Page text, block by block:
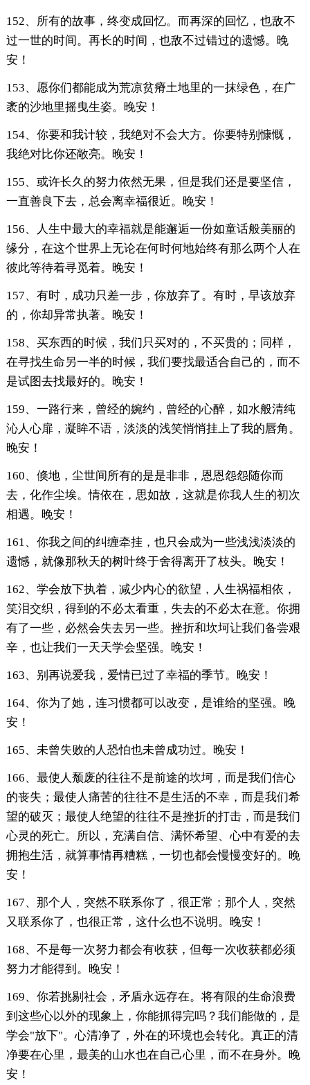
152、所有的故事，终变成回忆。而再深的回忆，也敌不
过一世的时间。再长的时间，也敌不过错过的遗憾。晚
安！
153、愿你们都能成为荒凉贫瘠土地里的一抹绿色，在广
袤的沙地里摇曳生姿。晚安！
154、你要和我计较，我绝对不会大方。你要特别慷慨，
我绝对比你还敞亮。晚安！
155、或许长久的努力依然无果，但是我们还是要坚信，
一直善良下去，总会离幸福很近。晚安！
156、人生中最大的幸福就是能邂逅一份如童话般美丽的
缘分，在这个世界上无论在何时何地始终有那么两个人在
彼此等待着寻觅着。晚安！
157、有时，成功只差一步，你放弃了。有时，早该放弃
的，你却异常执著。晚安！
158、买东西的时候，我们只买对的，不买贵的；同样，
在寻找生命另一半的时候，我们要找最适合自己的，而不
是试图去找最好的。晚安！
159、一路行来，曾经的婉约，曾经的心醉，如水般清纯
沁人心扉，凝眸不语，淡淡的浅笑悄悄挂上了我的唇角。
晚安！
160、倏地，尘世间所有的是是非非，恩恩怨怨随你而
去，化作尘埃。情依在，思如故，这就是你我人生的初次
相遇。晚安！
161、你我之间的纠缠牵挂，也只会成为一些浅浅淡淡的
遗憾，就像那秋天的树叶终于舍得离开了枝头。晚安！
162、学会放下执着，减少内心的欲望，人生祸福相依，
笑泪交织，得到的不必太看重，失去的不必太在意。你拥
有了一些，必然会失去另一些。挫折和坎坷让我们备尝艰
辛，也让我们一天天学会坚强。晚安！
163、别再说爱我，爱情已过了幸福的季节。晚安！
164、你为了她，连习惯都可以改变，是谁给的坚强。晚
安！
165、未曾失败的人恐怕也未曾成功过。晚安！
166、最使人颓废的往往不是前途的坎坷，而是我们信心
的丧失；最使人痛苦的往往不是生活的不幸，而是我们希
望的破灭；最使人绝望的往往不是挫折的打击，而是我们
心灵的死亡。所以，充满自信、满怀希望、心中有爱的去
拥抱生活，就算事情再糟糕，一切也都会慢慢变好的。晚
安！
167、那个人，突然不联系你了，很正常；那个人，突然
又联系你了，也很正常，这什么也不说明。晚安！
168、不是每一次努力都会有收获，但每一次收获都必须
努力才能得到。晚安！
169、你若挑剔社会，矛盾永远存在。将有限的生命浪费
到这些心以外的现象上，你能抓得完吗？我们能做的，是
学会"放下"。心清净了，外在的环境也会转化。真正的清
净要在心里，最美的山水也在自己心里，而不在身外。晚
安！